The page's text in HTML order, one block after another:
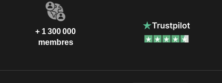
+ 1 300 000
membres